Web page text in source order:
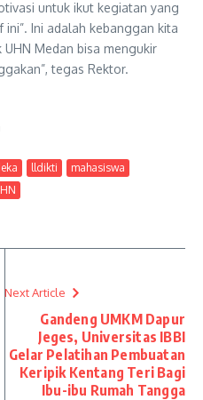
untuk ikut kegiatan yang
Ini adalah kebanggan kita
Medan bisa mengukir
tegas Rektor.
lldikti
mahasiswa
Next Article
Gandeng UMKM Dapur
Jeges, Universitas IBBI
Gelar Pelatihan Pembuatan
Keripik Kentang Teri Bagi
Ibu-ibu Rumah Tangga